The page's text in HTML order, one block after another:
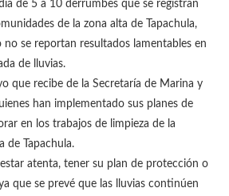
de 5 a 10 derrumbes que se registran
de la zona alta de Tapachula,
se reportan resultados lamentables en
de lluvias.
que recibe de la Secretaría de Marina y
han implementado sus planes de
en los trabajos de limpieza de la
de Tapachula.
atenta, tener su plan de protección o
que se prevé que las lluvias continúen